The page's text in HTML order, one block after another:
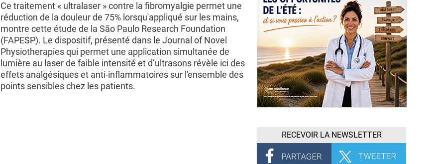
Ce traitement « ultralaser » contre la fibromyalgie permet une
réduction de la douleur de 75% lorsqu'appliqué sur les mains,
montre cette étude de la São Paulo Research Foundation
(FAPESP). Le dispositif, présenté dans le Journal of Novel
Physiotherapies qui permet une application simultanée de
lumière au laser de faible intensité et d’ultrasons révèle ici des
effets analgésiques et anti-inflammatoires sur l'ensemble des
points sensibles chez les patients.
RECEVOIR LA NEWSLETTER